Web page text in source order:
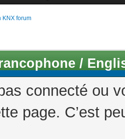
KNX forum
/
connecté ou
page. C’est